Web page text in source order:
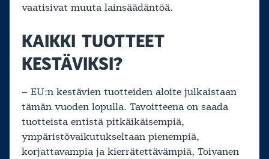
vaatisivat muuta lainsäädäntöä.
KAIKKI TUOTTEET
KESTÄVIKSI?
– EU:n kestävien tuotteiden aloite julkaistaan
tämän vuoden lopulla. Tavoitteena on saada
tuotteista entistä pitkäikäisempiä,
ympäristövaikutukseltaan pienempiä,
korjattavampia ja kierrätettävämpiä, Toivanen